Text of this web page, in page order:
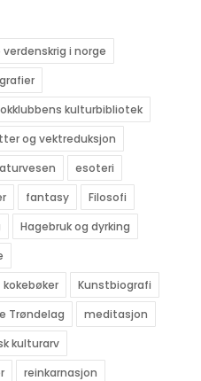
verdenskrig i norge
kulturbibliotek
og vektreduksjon
esoteri
fantasy
Filosofi
Hagebruk og dyrking
kokebøker
Kunstbiografi
Trøndelag
meditasjon
kulturarv
reinkarnasjon